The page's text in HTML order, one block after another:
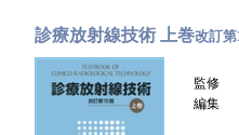
診療放射線技術 上巻改訂第
監修
編集